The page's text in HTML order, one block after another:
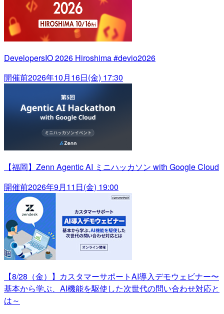
DevelopersIO 2026 Hiroshima #devio2026
開催前2026年10月16日(金) 17:30
【福岡】Zenn Agentic AI ミニハッカソン with Google Cloud
開催前2026年9月11日(金) 19:00
【8/28（金）】カスタマーサポートAI導入デモウェビナー〜
基本から学ぶ、AI機能を駆使した次世代の問い合わせ対応と
は～